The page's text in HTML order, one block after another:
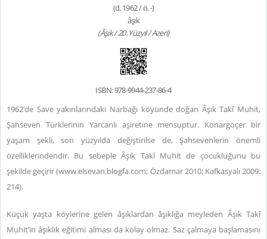
(d. 1962 / ö. -)
âşık
(Âşık / 20. Yüzyıl / Azeri)
ISBN: 978-9944-237-86-4
1962’de Save yakınlarındaki Narbağı köyünde doğan Âşık Takî Muhit,
Şahseven Türklerinin Yarcanlı aşiretine mensuptur. Konargöçer bir
yaşam şekli, son yüzyılda değiştirilse de, Şahsevenlerin önemli
özelliklerindendir. Bu sebeple Âşık Takî Muhit de çocukluğunu bu
şekilde geçirir (www.elsevan.blogfa.com; Özdamar 2010; Kafkasyalı 2009:
214).
Küçük yaşta köylerine gelen âşıklardan âşıklığa meyleden Âşık Takî
Muhit’in âşıklık eğitimi alması da kolay olmaz. Saz çalmaya başlamasını